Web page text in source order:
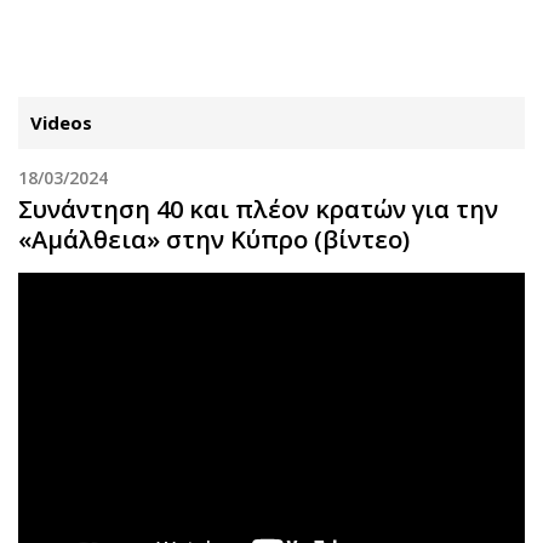
ΚΑΤΗΓΟΡΙΕΣ ΣΥΝΔΕΣΗ
Κύπρος
Απόψεις
Videos
18/03/2024
Συνάντηση 40 και πλέον κρατών για την
«Αμάλθεια» στην Κύπρο (βίντεο)